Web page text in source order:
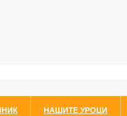
НАШИТЕ УРОЦИ